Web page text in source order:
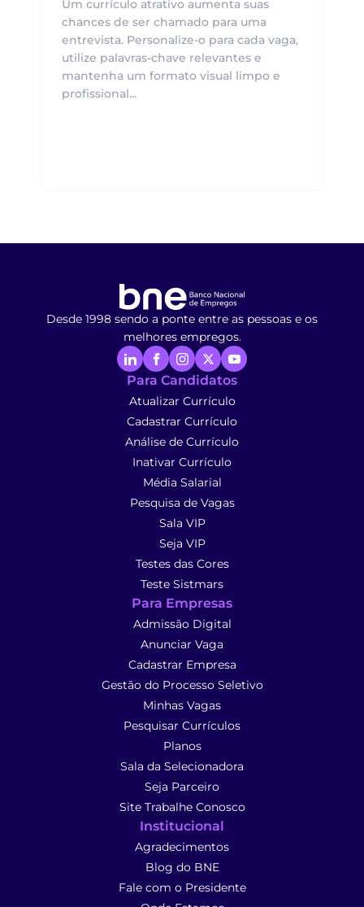
Um currículo atrativo aumenta suas
chances de ser chamado para uma
entrevista. Personalize-o para cada vaga,
utilize palavras-chave relevantes e
mantenha um formato visual limpo e
profissional...
Desde 1998 sendo a ponte entre as pessoas e os
melhores empregos.
Para Candidatos
Atualizar Currículo
Cadastrar Currículo
Análise de Currículo
Inativar Currículo
Média Salarial
Pesquisa de Vagas
Sala VIP
Seja VIP
Testes das Cores
Teste Sistmars
Para Empresas
Admissão Digital
Anunciar Vaga
Cadastrar Empresa
Gestão do Processo Seletivo
Minhas Vagas
Pesquisar Currículos
Planos
Sala da Selecionadora
Seja Parceiro
Site Trabalhe Conosco
Institucional
Agradecimentos
Blog do BNE
Fale com o Presidente